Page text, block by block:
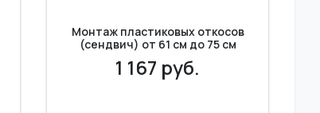
Монтаж пластиковых откосов
(сендвич) от 61 см до 75 см
1 167 руб.